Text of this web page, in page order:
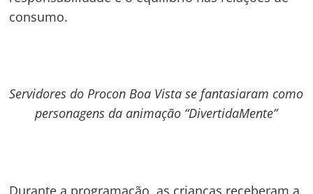
consumo.
Servidores do Procon Boa Vista se fantasiaram como
personagens da animação “DivertidaMente”
Durante a programação, as crianças receberam a